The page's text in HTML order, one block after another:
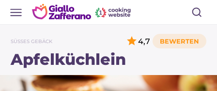
SÜSSES GEBÄCK
Apfelküchlein
4,7